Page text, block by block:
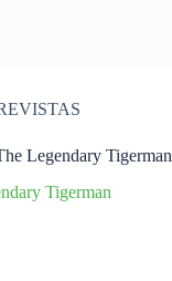
Legendary Tigerman